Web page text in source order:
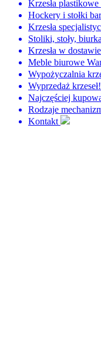
Krzesła
Hockery i stołki
Krzesła
Stoliki, stoły,
Krzesła w
Meble biurowe
Wypożyczalnia
Wyprzedaż
Najczęściej
Rodzaje
Kontakt